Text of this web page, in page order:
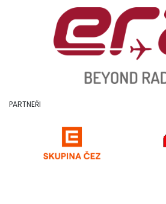
PARTNEŘI